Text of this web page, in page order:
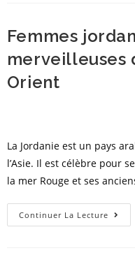
Femmes
merveilleuses
Orient
La Jordanie est un pays
l’Asie. Il est célèbre pour
la mer Rouge et ses
Continuer La Lecture